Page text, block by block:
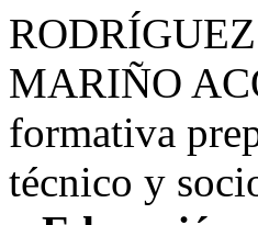
MARIÑO
formativa
técnico y